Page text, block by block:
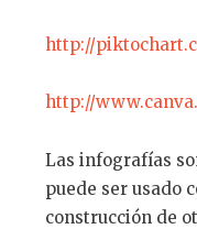
http://
http://
Las infografías
puede ser usado
construcción de